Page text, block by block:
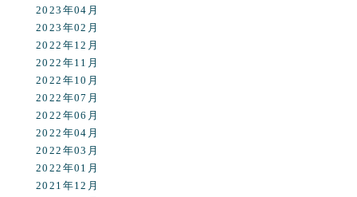
2023年04月
2023年02月
2022年12月
2022年11月
2022年10月
2022年07月
2022年06月
2022年04月
2022年03月
2022年01月
2021年12月